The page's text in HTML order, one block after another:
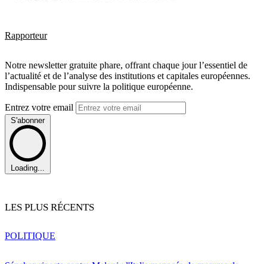
Rapporteur
Notre newsletter gratuite phare, offrant chaque jour l’essentiel de
l’actualité et de l’analyse des institutions et capitales européennes.
Indispensable pour suivre la politique européenne.
Entrez votre email
S'abonner
Loading...
LES PLUS RÉCENTS
POLITIQUE